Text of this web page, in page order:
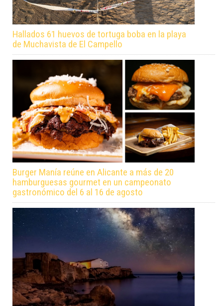
Hallados 61 huevos de tortuga boba en la playa
de Muchavista de El Campello
Burger Manía reúne en Alicante a más de 20
hamburguesas gourmet en un campeonato
gastronómico del 6 al 16 de agosto